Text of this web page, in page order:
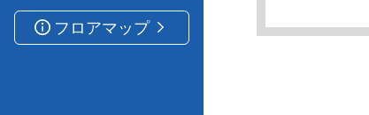
フロアマップ